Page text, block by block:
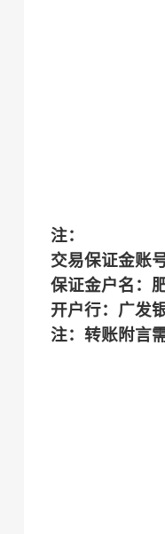
注：
交易保证金账号
保证金户名：
开户行：广发
注：转账附言